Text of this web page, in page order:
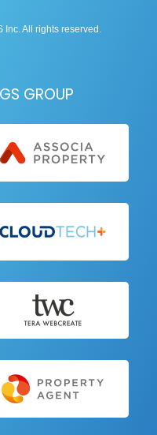
Inc. All rights reserved.
GROUP